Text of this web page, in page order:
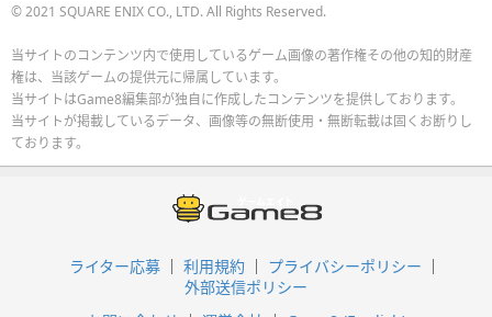
© 2021 SQUARE ENIX CO., LTD. All Rights Reserved.
当サイトのコンテンツ内で使用しているゲーム画像の著作権その他の知的財産
権は、当該ゲームの提供元に帰属しています。
当サイトはGame8編集部が独自に作成したコンテンツを提供しております。
当サイトが掲載しているデータ、画像等の無断使用・無断転載は固くお断りし
ております。
ライター応募 利用規約
プライバシーポリシー
外部送信ポリシー